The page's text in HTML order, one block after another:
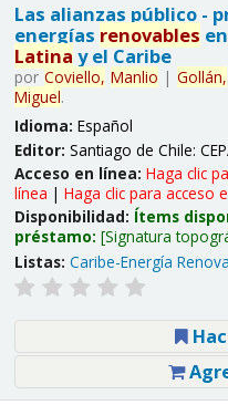
Las alianzas público -
energías renovables
Latina y el Caribe
por Coviello, Manlio | Gollán,
Miguel.
Idioma: Español
Editor: Santiago de Chile:
Acceso en línea: Haga clic
línea | Haga clic para acceso
Disponibilidad: Ítems
préstamo: Signatura
Listas: Caribe-Energía